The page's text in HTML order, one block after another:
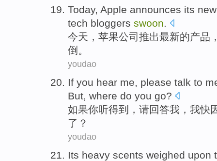
Today, Apple announces its
tech bloggers swoon.
今天 ， 苹果公司 推出最新的产品
倒 。
youdao
If you hear me, please talk to
But, where do you go?
如果你听得到， 请回答我 ， 我快
了？
youdao
Its heavy scents weighed upon